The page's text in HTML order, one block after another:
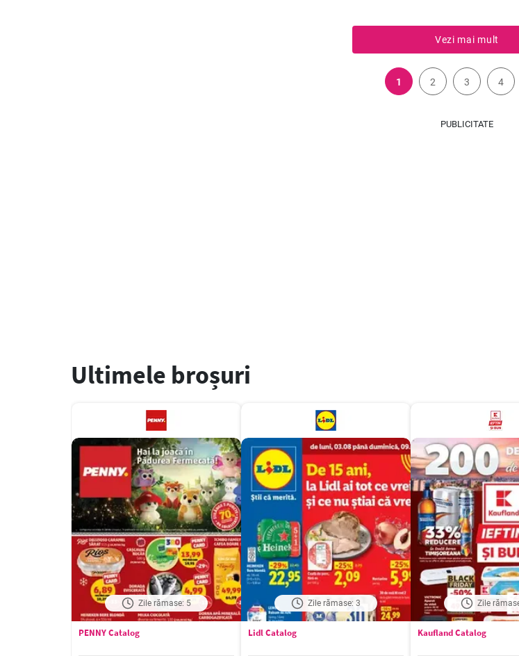
Vezi mai mult
1 2 3 4
PUBLICITATE
Ultimele broșuri
Zile rămase: 5
PENNY Catalog
Zile rămase: 3
Lidl Catalog
Zile
Kaufland Catalog